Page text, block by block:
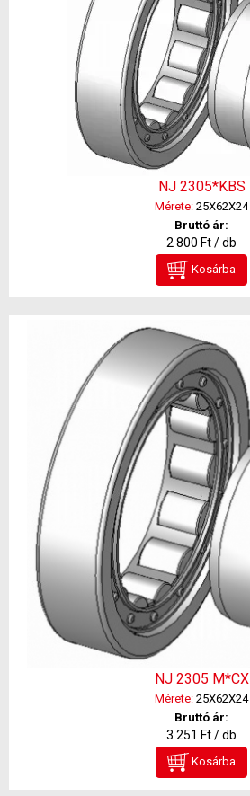
NJ 2305*KBS
Mérete: 25X62X24
Bruttó ár:
2 800 Ft / db
Kosárba
NJ 2305 M*CX
Mérete: 25X62X24
Bruttó ár:
3 251 Ft / db
Kosárba